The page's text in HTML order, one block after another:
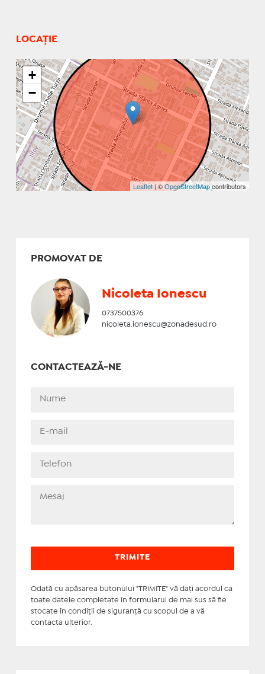
LOCAȚIE
+
−
Leaflet| ©OpenStreetMapcontributors
PROMOVAT DE
Nicoleta Ionescu
0737500376
nicoleta.ionescu@zonadesud.ro
CONTACTEAZĂ-NE
Odată cu apăsarea butonului "TRIMITE" vă daţi acordul ca
toate datele completate în formularul de mai sus să fie
stocate în condiţii de siguranţă cu scopul de a vă
contacta ulterior.